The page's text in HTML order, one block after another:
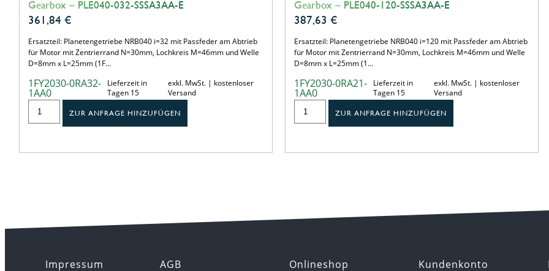
Gearbox – PLE040-032-SSSA3AA-E
361,84 €
Ersatzteil: Planetengetriebe NRB040 i=32 mit Passfeder am Abtrieb
für Motor mit Zentrierrand N=30mm, Lochkreis M=46mm und Welle
D=8mm x L=25mm (1F…
1FY2030-0RA32-
1AA0
Lieferzeit in
Tagen 15
exkl. MwSt. | kostenloser
Versand
ZUR ANFRAGE HINZUFÜGEN
Gearbox – PLE040-120-SSSA3AA-E
387,63 €
Ersatzteil: Planetengetriebe NRB040 i=120 mit Passfeder am Abtrieb
für Motor mit Zentrierrand N=30mm, Lochkreis M=46mm und Welle
D=8mm x L=25mm (1…
1FY2030-0RA21-
1AA0
Lieferzeit in
Tagen 15
exkl. MwSt. | kostenloser
Versand
ZUR ANFRAGE HINZUFÜGEN
Impressum AGB Onlineshop Kundenkonto